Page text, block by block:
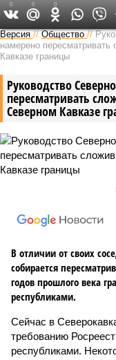
Версия //Общество //
намерено
Кавказе границы
Руководство
пересматривать
Северном Кавказе
В отличии от своих
собирается
годов прошлого века
республиками.
Сейчас в
требованию
республиками.
0 0 0